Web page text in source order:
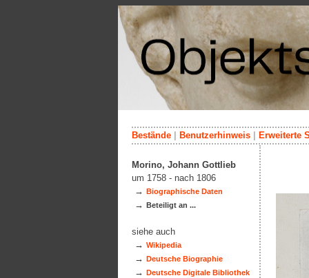
Bestände Benutzerhinweis Erweiterte
Morino, Johann Gottlieb
um 1758 - nach 1806
→ Biographische Daten
→ Beteiligt an ...
siehe auch
→ Wikipedia
→ Deutsche Biographie
→ Deutsche Digitale Bibliothek